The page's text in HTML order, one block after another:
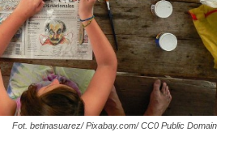
Fot. betinasuarez/ Pixabay.com/ CC0 Public Domain